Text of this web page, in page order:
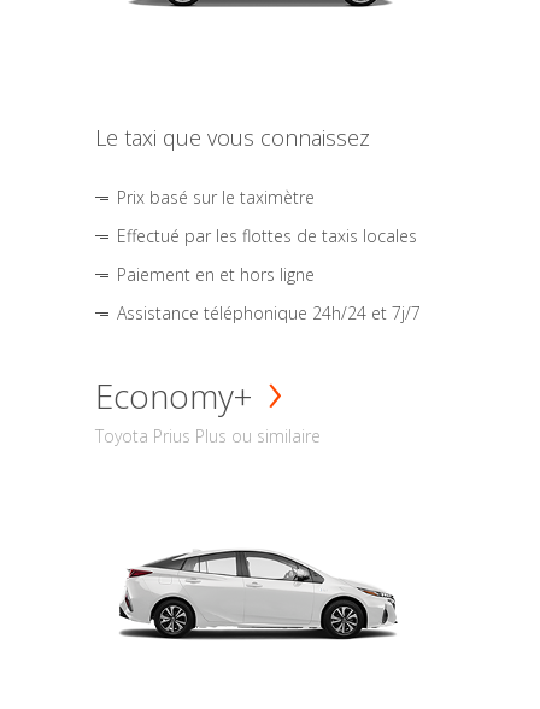
Le taxi que vous connaissez
Prix basé sur le taximètre
Effectué par les flottes de taxis locales
Paiement en et hors ligne
Assistance téléphonique 24h/24 et 7j/7
Economy+
Toyota Prius Plus ou similaire